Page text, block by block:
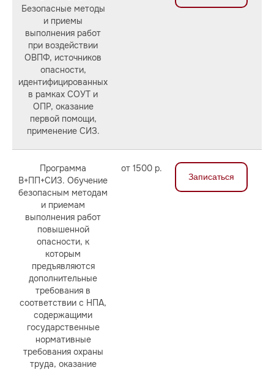
Безопасные методы
и приемы
выполнения работ
при воздействии
ОВПФ, источников
опасности,
идентифицированных
в рамках СОУТ и
ОПР, оказание
первой помощи,
применение СИЗ.
Программа
В+ПП+СИЗ. Обучение
безопасным методам
и приемам
выполнения работ
повышенной
опасности, к
которым
предъявляются
дополнительные
требования в
соответствии с НПА,
содержащими
государственные
нормативные
требования охраны
труда, оказание
от 1500 р.
Записаться